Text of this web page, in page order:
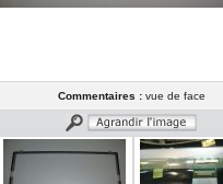
Commentaires :vue de face